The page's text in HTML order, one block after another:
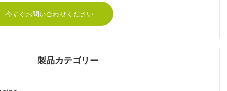
今すぐお問い合わせください
製品カテゴリー